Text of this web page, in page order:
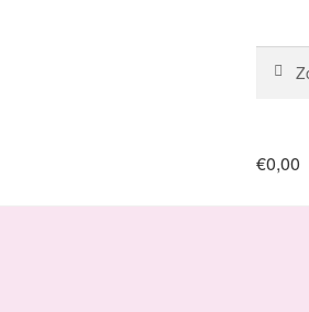
naar:
€0,00